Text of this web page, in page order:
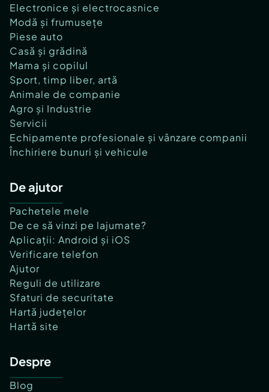
Electronice și electrocasnice
Modă și frumusețe
Piese auto
Casă și grădină
Mama și copilul
Sport, timp liber, artă
Animale de companie
Agro și Industrie
Servicii
Echipamente profesionale și vânzare companii
Închiriere bunuri și vehicule
De ajutor
Pachetele mele
De ce să vinzi pe lajumate?
Aplicații: Android și iOS
Verificare telefon
Ajutor
Reguli de utilizare
Sfaturi de securitate
Hartă județelor
Hartă site
Despre
Blog